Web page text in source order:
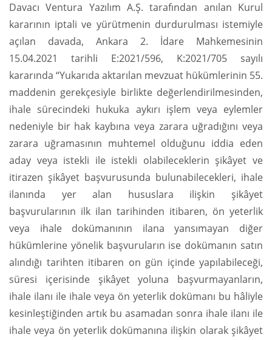
Davacı Ventura Yazılım A.Ş. tarafından anılan Kurul
kararının iptali ve yürütmenin durdurulması istemiyle
açılan davada, Ankara 2. İdare Mahkemesinin
15.04.2021 tarihli E:2021/596, K:2021/705 sayılı
kararında “Yukarıda aktarılan mevzuat hükümlerinin 55.
maddenin gerekçesiyle birlikte değerlendirilmesinden,
ihale sürecindeki hukuka aykırı işlem veya eylemler
nedeniyle bir hak kaybına veya zarara uğradığını veya
zarara uğramasının muhtemel olduğunu iddia eden
aday veya istekli ile istekli olabileceklerin şikâyet ve
itirazen şikâyet başvurusunda bulunabilecekleri, ihale
ilanında yer alan hususlara ilişkin şikâyet
başvurularının ilk ilan tarihinden itibaren, ön yeterlik
veya ihale dokümanının ilana yansımayan diğer
hükümlerine yönelik başvuruların ise dokümanın satın
alındığı tarihten itibaren on gün içinde yapılabileceği,
süresi içerisinde şikâyet yoluna başvurmayanların,
ihale ilanı ile ihale veya ön yeterlik dokümanı bu hâliyle
kesinleştiğinden artık bu asamadan sonra ihale ilanı ile
ihale veya ön yeterlik dokümanına ilişkin olarak şikâyet